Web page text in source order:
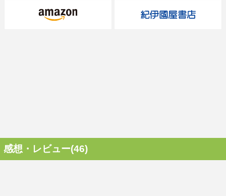
感想・レビュー(46)